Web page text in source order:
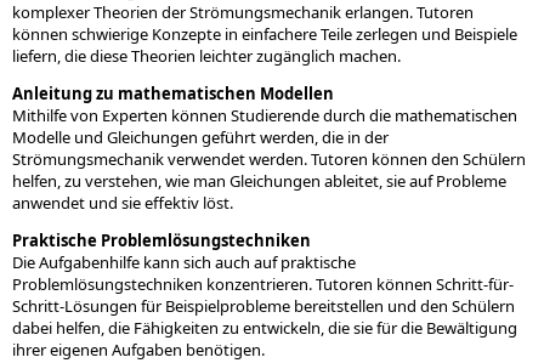
komplexer Theorien der Strömungsmechanik erlangen. Tutoren
können schwierige Konzepte in einfachere Teile zerlegen und Beispiele
liefern, die diese Theorien leichter zugänglich machen.
Anleitung zu mathematischen Modellen
Mithilfe von Experten können Studierende durch die mathematischen
Modelle und Gleichungen geführt werden, die in der
Strömungsmechanik verwendet werden. Tutoren können den Schülern
helfen, zu verstehen, wie man Gleichungen ableitet, sie auf Probleme
anwendet und sie effektiv löst.
Praktische Problemlösungstechniken
Die Aufgabenhilfe kann sich auch auf praktische
Problemlösungstechniken konzentrieren. Tutoren können Schritt-für-
Schritt-Lösungen für Beispielprobleme bereitstellen und den Schülern
dabei helfen, die Fähigkeiten zu entwickeln, die sie für die Bewältigung
ihrer eigenen Aufgaben benötigen.